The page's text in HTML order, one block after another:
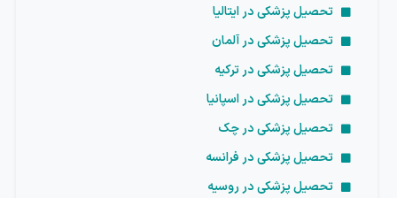
تحصیل پزشکی در ایتالیا
تحصیل پزشکی در آلمان
تحصیل پزشکی در ترکیه
تحصیل پزشکی در اسپانیا
تحصیل پزشکی در چک
تحصیل پزشکی در فرانسه
تحصیل پزشکی در روسیه